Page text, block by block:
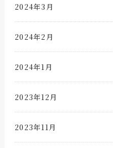
2024年3月
2024年2月
2024年1月
2023年12月
2023年11月